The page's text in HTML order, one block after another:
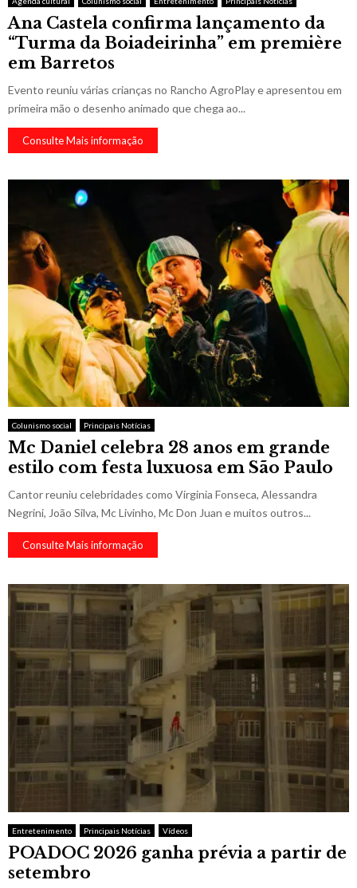
Ana Castela confirma lançamento da
“Turma da Boiadeirinha” em première
em Barretos
Evento reuniu várias crianças no Rancho AgroPlay e apresentou em
primeira mão o desenho animado que chega ao...
Consulte Mais informação
Colunismo social Principais Notícias
Mc Daniel celebra 28 anos em grande
estilo com festa luxuosa em São Paulo
Cantor reuniu celebridades como Virginia Fonseca, Alessandra
Negrini, João Silva, Mc Livinho, Mc Don Juan e muitos outros...
Consulte Mais informação
Entretenimento Principais Notícias Vídeos
POADOC 2026 ganha prévia a partir de
setembro